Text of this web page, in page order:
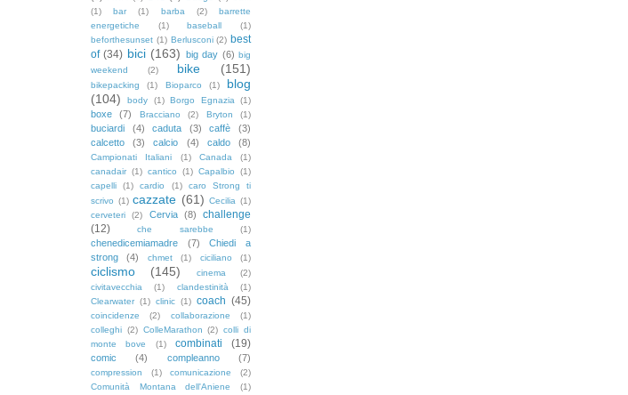
(1)
bar (1) barba (2)
barrette
energetiche
(1) baseball
(1)
beforthesunset (1) Berlusconi (2) best
of (34) bici (163) big day (6) big
weekend
(2) bike (151)
bikepacking (1) Bioparco (1)
blog
(104)
body (1) Borgo Egnazia (1)
boxe (7) Bracciano (2) Bryton (1)
buciardi (4) caduta (3) caffè
(3)
calcetto
(3) calcio (4) caldo (8)
Campionati Italiani (1) Canada
(1)
canadair (1) cantico (1) Capalbio
(1)
capelli
(1) cardio (1)
caro Strong ti
scrivo (1) cazzate (61) Cecilia (1)
cerveteri
(2) Cervia (8)
challenge
(12)
che sarebbe (1)
chenedicemiamadre (7)
Chiedi a
strong
(4) chmet (1) ciciliano (1)
ciclismo (145) cinema
(2)
civitavecchia
(1) clandestinità
(1)
Clearwater (1) clinic (1) coach (45)
coincidenze (2) collaborazione
(1)
colleghi (2) ColleMarathon (2) colli di
monte bove
(1) combinati (19)
comic (4) compleanno (7)
compression (1) comunicazione
(2)
Comunità Montana dell'Aniene
(1)